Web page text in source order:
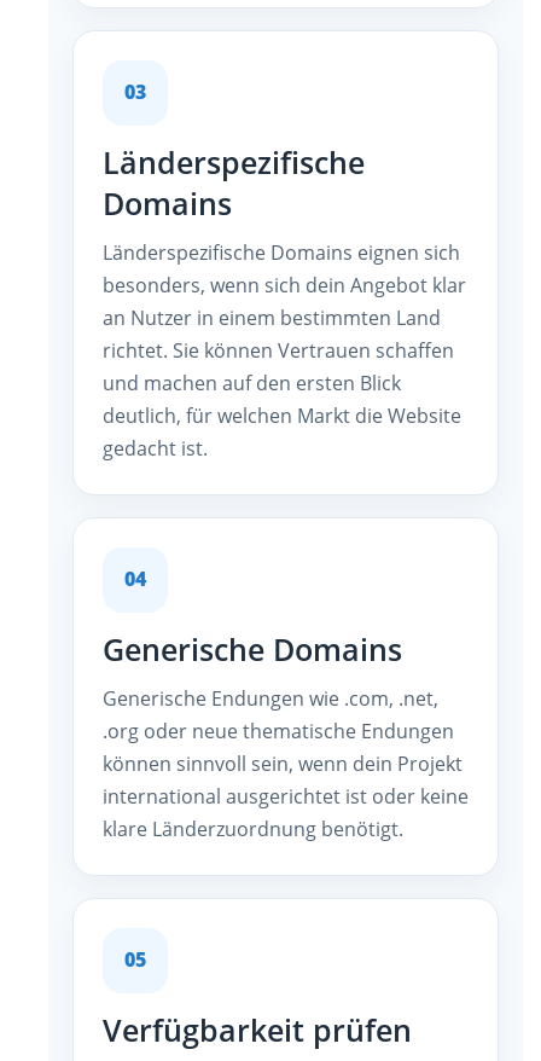
03
Länderspezifische
Domains
Länderspezifische Domains eignen sich
besonders, wenn sich dein Angebot klar
an Nutzer in einem bestimmten Land
richtet. Sie können Vertrauen schaffen
und machen auf den ersten Blick
deutlich, für welchen Markt die Website
gedacht ist.
04
Generische Domains
Generische Endungen wie .com, .net,
.org oder neue thematische Endungen
können sinnvoll sein, wenn dein Projekt
international ausgerichtet ist oder keine
klare Länderzuordnung benötigt.
05
Verfügbarkeit prüfen